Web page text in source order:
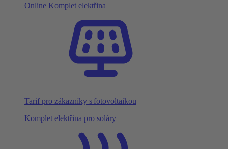
Online Komplet elektřina
Tarif pro zákazníky s fotovoltaikou
Komplet elektřina pro soláry